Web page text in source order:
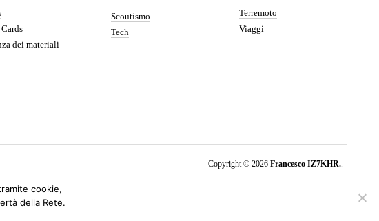
dei materiali
Scoutismo
Tech
Terremoto
Viaggi
Copyright © 2026 Francesco IZ7KHR.
cookie,
della Rete.